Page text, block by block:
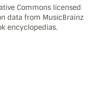
Commons licensed
data from MusicBrainz
encyclopedias.